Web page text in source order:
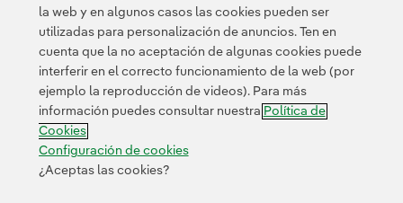
Contacta Política de Privacidad Información legal
Transparencia en el uso de la IA Política de cookies
Configuración de cookies Accesibilidad Canal de denuncias
© 2026 Iberdrola, S.A. Reservados todos los derechos.
la web y en algunos casos las cookies pueden ser
utilizadas para personalización de anuncios. Ten en
cuenta que la no aceptación de algunas cookies puede
interferir en el correcto funcionamiento de la web (por
ejemplo la reproducción de videos). Para más
información puedes consultar nuestra Política de
Cookies
Configuración de cookies
¿Aceptas las cookies?